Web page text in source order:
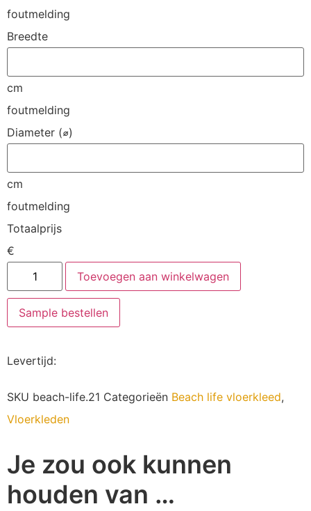
foutmelding
Breedte
cm
foutmelding
Diameter (⌀)
cm
foutmelding
Totaalprijs
€
Toevoegen aan winkelwagen
Sample bestellen
Levertijd:
SKU beach-life.21 Categorieën Beach life vloerkleed,
Vloerkleden
Je zou ook kunnen
houden van …